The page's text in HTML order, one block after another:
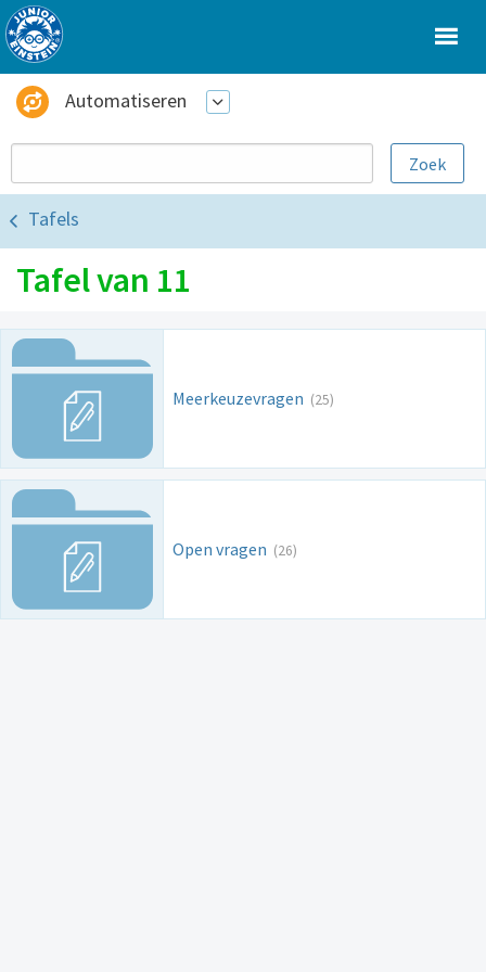
Automatiseren
Tafels
Tafel van 11
Meerkeuzevragen (25)
Open vragen (26)